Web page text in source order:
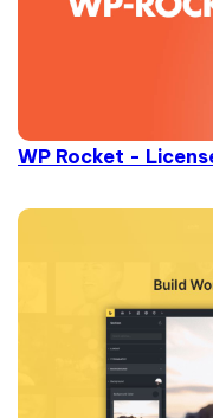
WP Rocket -